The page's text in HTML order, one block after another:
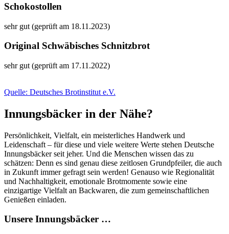
Schokostollen
sehr gut (geprüft am 18.11.2023)
Original Schwäbisches Schnitzbrot
sehr gut (geprüft am 17.11.2022)
Quelle: Deutsches Brotinstitut e.V.
Innungsbäcker in der Nähe?
Persönlichkeit, Vielfalt, ein meisterliches Handwerk und
Leidenschaft – für diese und viele weitere Werte stehen Deutsche
Innungsbäcker seit jeher. Und die Menschen wissen das zu
schätzen: Denn es sind genau diese zeitlosen Grundpfeiler, die auch
in Zukunft immer gefragt sein werden! Genauso wie Regionalität
und Nachhaltigkeit, emotionale Brotmomente sowie eine
einzigartige Vielfalt an Backwaren, die zum gemeinschaftlichen
Genießen einladen.
Unsere Innungsbäcker …